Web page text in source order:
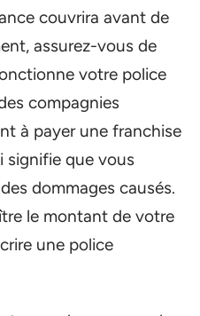
couvrira avant de
assurez-vous de
votre police
compagnies
à payer une franchise
signifie que vous
dommages causés.
le montant de votre
une police